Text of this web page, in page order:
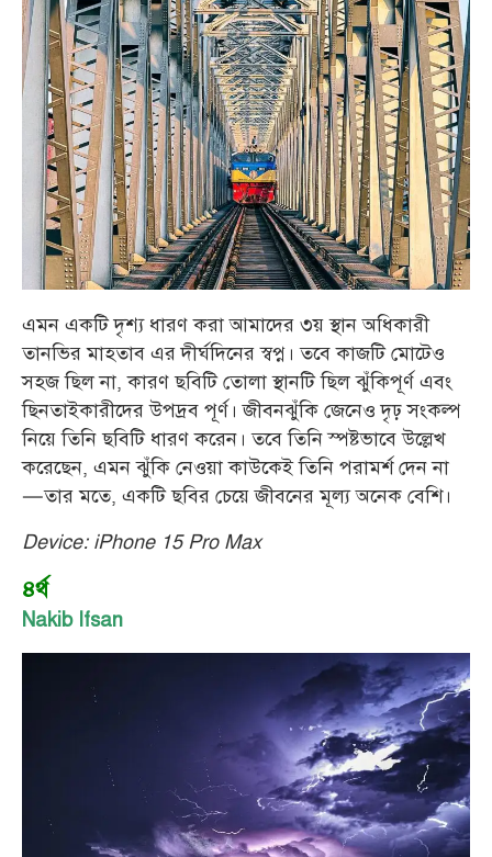
এমন একটি দৃশ্য ধারণ করা আমাদের ৩য় স্থান অধিকারী
তানভির মাহতাব এর দীর্ঘদিনের স্বপ্ন। তবে কাজটি মোটেও
সহজ ছিল না, কারণ ছবিটি তোলা স্থানটি ছিল ঝুঁকিপূর্ণ এবং
ছিনতাইকারীদের উপদ্রব পূর্ণ। জীবনঝুঁকি জেনেও দৃঢ় সংকল্প
নিয়ে তিনি ছবিটি ধারণ করেন। তবে তিনি স্পষ্টভাবে উল্লেখ
করেছেন, এমন ঝুঁকি নেওয়া কাউকেই তিনি পরামর্শ দেন না
—তার মতে, একটি ছবির চেয়ে জীবনের মূল্য অনেক বেশি।
Device: iPhone 15 Pro Max
৪র্থ
Nakib Ifsan